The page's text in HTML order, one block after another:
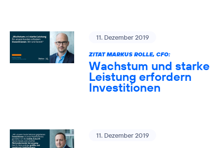
11. Dezember 2019
ZITAT MARKUS ROLLE, CFO:
Wachstum und starke
Leistung erfordern
Investitionen
11. Dezember 2019